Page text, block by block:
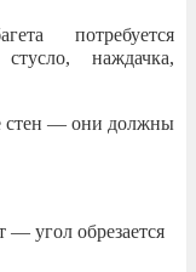
потребуется
наждачка,
стен — они должны
— угол обрезается